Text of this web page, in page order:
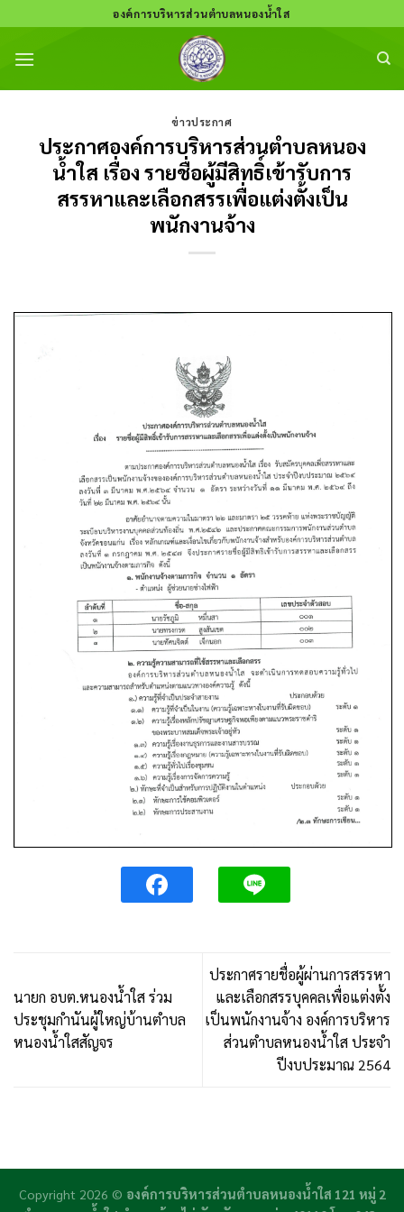
to
content
องค์การบริหารส่วนตำบลหนองน้ำใส
ข่าวประกาศ
ประกาศองค์การบริหารส่วนตำบลหนอง
น้ำใส เรื่อง รายชื่อผู้มีสิทธิ์เข้ารับการ
สรรหาและเลือกสรรเพื่อแต่งตั้งเป็น
พนักงานจ้าง
นายก อบต.หนองน้ำใส ร่วม
ประชุมกำนันผู้ใหญ่บ้านตำบล
หนองน้ำใสสัญจร
ประกาศรายชื่อผู้ผ่านการสรรหา
และเลือกสรรบุคคลเพื่อแต่งตั้ง
เป็นพนักงานจ้าง องค์การบริหาร
ส่วนตำบลหนองน้ำใส ประจำ
ปีงบประมาณ 2564
Copyright 2026 © องค์การบริหารส่วนตำบลหนองน้ำใส 121 หมู่ 2